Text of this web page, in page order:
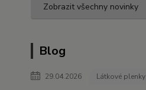
Zobrazit všechny novinky
Blog
29.04.2026 Látkové plenky